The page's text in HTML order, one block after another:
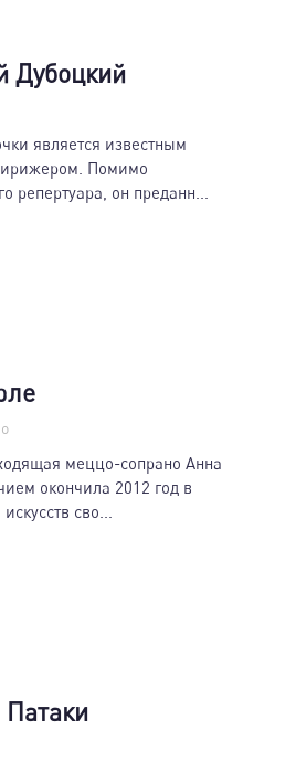
Дубоцкий
является известным
Помимо
репертуара, он преданн...
меццо-сопрано Анна
окончила 2012 год в
сво...